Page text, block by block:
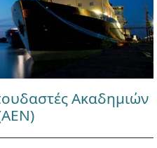
Ακαδημιών